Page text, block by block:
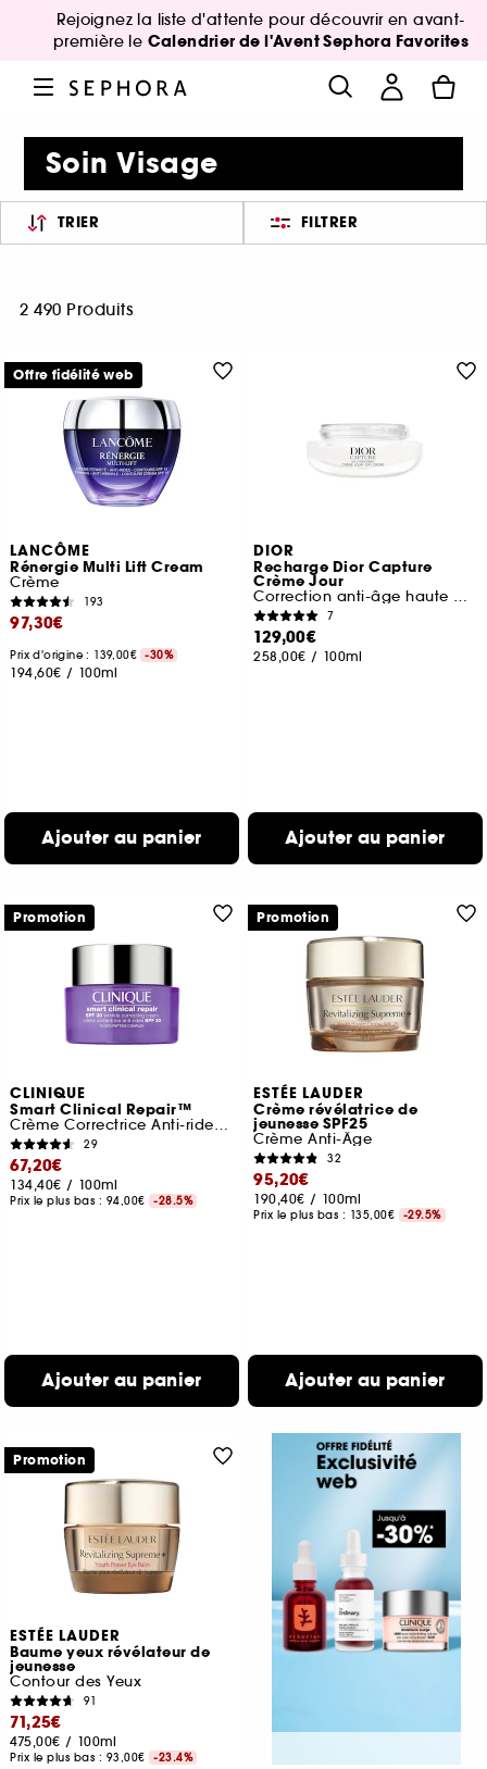
Rejoignez la liste d'attente pour découvrir en avant-
première le Calendrier de l'Avent Sephora Favorites
Soin Visage
TRIER FILTRER
2 490 Produits
LANCÔME
Rénergie Multi Lift Cream
Crème
193
97,30€
Prix d'origine : 139,00€ -30%
194,60€ / 100ml
Ajouter au panier
Offre fidélité web
DIOR
Recharge Dior Capture
Crème Jour
Correction anti-âge haute performance
7
129,00€
258,00€ / 100ml
Ajouter au panier
CLINIQUE
Smart Clinical Repair™
Crème Correctrice Anti-rides SPF 30
29
67,20€
134,40€ / 100ml
Prix le plus bas : 94,00€ -28.5%
Ajouter au panier
Promotion
ESTÉE LAUDER
Crème révélatrice de
jeunesse SPF25
Crème Anti-Âge
32
95,20€
190,40€ / 100ml
Prix le plus bas : 135,00€ -29.5%
Ajouter au panier
Promotion
ESTÉE LAUDER
Baume yeux révélateur de
jeunesse
Contour des Yeux
91
71,25€
475,00€ / 100ml
Prix le plus bas : 93,00€ -23.4%
Promotion